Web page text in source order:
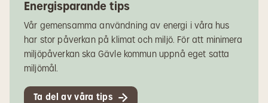
Energisparande tips
Vår gemensamma användning av energi i våra hus
har stor påverkan på klimat och miljö. För att minimera
miljöpåverkan ska Gävle kommun uppnå eget satta
miljömål.
Ta del av våra tips